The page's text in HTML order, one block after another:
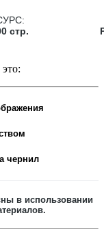
стр.
чернил
в использовании